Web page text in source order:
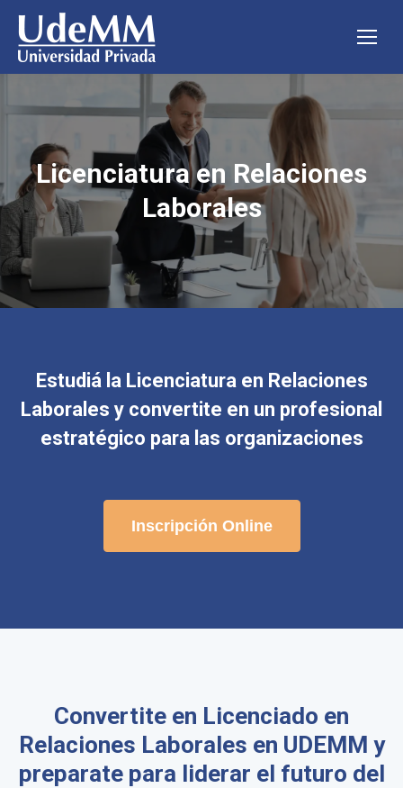
Licenciatura en Relaciones
Laborales
Estudiá la Licenciatura en Relaciones
Laborales y convertite en un profesional
estratégico para las organizaciones
Inscripción Online
Convertite en Licenciado en
Relaciones Laborales en UDEMM y
preparate para liderar el futuro del